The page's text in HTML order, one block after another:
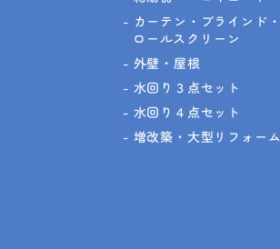
カーテン・ブラインド・
ロールスクリーン
外壁・屋根
水回り３点セット
水回り４点セット
増改築・大型リフォーム